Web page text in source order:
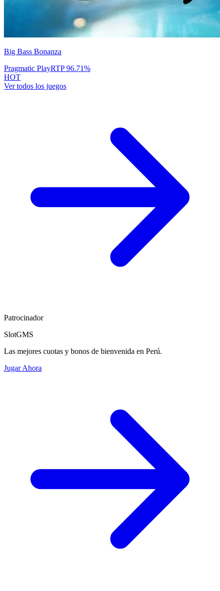
Big Bass Bonanza
Pragmatic PlayRTP96.71%
HOT
Ver todos los juegos
Patrocinador
SlotGMS
Las mejores cuotas y bonos de bienvenida en Perú.
Jugar Ahora